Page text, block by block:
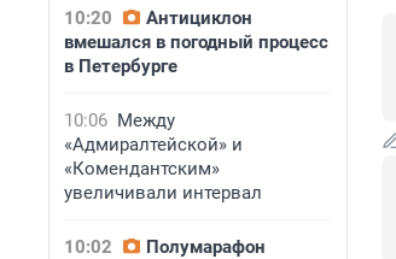
10:20
Антициклон
вмешался в погодный процесс
в Петербурге
10:06 Между
«Адмиралтейской» и
«Комендантским»
увеличивали интервал
10:02
Полумарафон